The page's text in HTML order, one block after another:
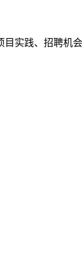
实践、招聘机会